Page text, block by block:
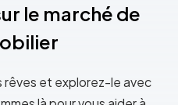
le marché de
rêves et explorez-le avec